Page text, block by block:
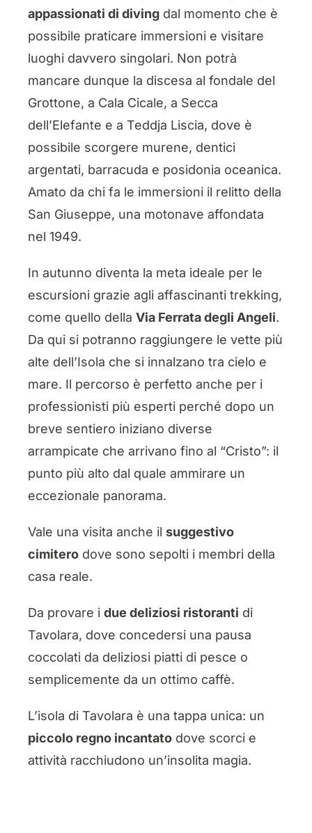
appassionati di divingdal momento che è
possibile praticare immersioni e visitare
luoghi davvero singolari. Non potrà
mancare dunque la discesa al fondale del
Grottone, a Cala Cicale, a Secca
dell’Elefante e a Teddja Liscia, dove è
possibile scorgere murene, dentici
argentati, barracuda e posidonia oceanica.
Amato da chi fa le immersioni il relitto della
San Giuseppe, una motonave affondata
nel 1949.
In autunno diventa la meta ideale per le
escursioni grazie agli affascinanti trekking,
come quello della Via Ferrata degli Angeli.
Da qui si potranno raggiungere le vette più
alte dell’Isola che si innalzano tra cielo e
mare. Il percorso è perfetto anche per i
professionisti più esperti perché dopo un
breve sentiero iniziano diverse
arrampicate che arrivano fino al “Cristo”: il
punto più alto dal quale ammirare un
eccezionale panorama.
Vale una visita anche il suggestivo
cimiterodove sono sepolti i membri della
casa reale.
Da provare i due deliziosi ristoranti di
Tavolara, dove concedersi una pausa
coccolati da deliziosi piatti di pesce o
semplicemente da un ottimo caffè.
L’isola di Tavolara è una tappa unica: un
piccolo regno incantatodove scorci e
attività racchiudono un’insolita magia.